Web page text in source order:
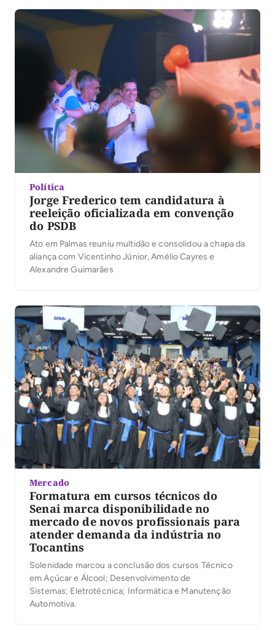
na abertura da votação, que da lista sêxtupla com […]
Política
Jorge Frederico tem candidatura à
reeleição oficializada em convenção
do PSDB
Ato em Palmas reuniu multidão e consolidou a chapa da
aliança com Vicentinho Júnior, Amélio Cayres e
Alexandre Guimarães
Mercado
Formatura em cursos técnicos do
Senai marca disponibilidade no
mercado de novos profissionais para
atender demanda da indústria no
Tocantins
Solenidade marcou a conclusão dos cursos Técnico
em Açúcar e Álcool; Desenvolvimento de
Sistemas; Eletrotécnica; Informática e Manutenção
Automotiva.